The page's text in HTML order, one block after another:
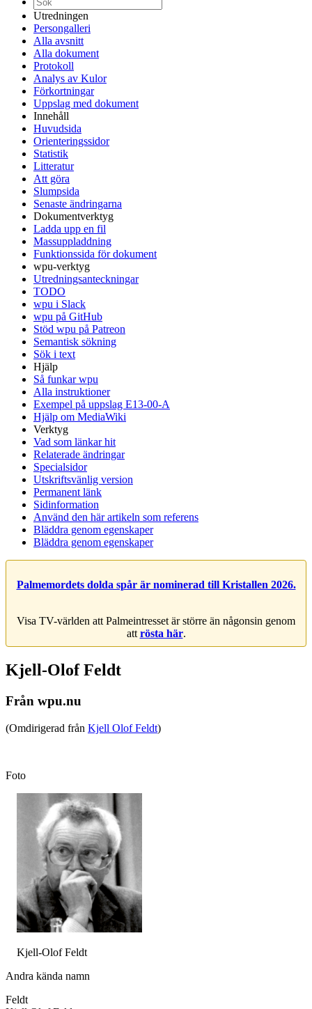
Utredningen
Persongalleri
Alla avsnitt
Alla dokument
Protokoll
Analys av Kulor
Förkortningar
Uppslag med dokument
Innehåll
Huvudsida
Orienteringssidor
Statistik
Litteratur
Att göra
Slumpsida
Senaste ändringarna
Dokumentverktyg
Ladda upp en fil
Massuppladdning
Funktionssida för dokument
wpu-verktyg
Utredningsanteckningar
TODO
wpu i Slack
wpu på GitHub
Stöd wpu på Patreon
Semantisk sökning
Sök i text
Hjälp
Så funkar wpu
Alla instruktioner
Exempel på uppslag E13-00-A
Hjälp om MediaWiki
Verktyg
Vad som länkar hit
Relaterade ändringar
Specialsidor
Utskriftsvänlig version
Permanent länk
Sidinformation
Använd den här artikeln som referens
Bläddra genom egenskaper
Bläddra genom egenskaper
Palmemordets dolda spår är nominerad till Kristallen 2026.
Visa TV-världen att Palmeintresset är större än någonsin genom
att rösta här.
Kjell-Olof Feldt
Från wpu.nu
(Omdirigerad från Kjell Olof Feldt)
Foto
Kjell-Olof Feldt
Andra kända namn
Feldt